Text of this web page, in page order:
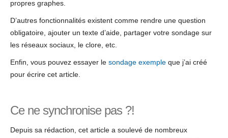
propres graphes.
D’autres fonctionnalités existent comme rendre une question
obligatoire, ajouter un texte d’aide, partager votre sondage sur
les réseaux sociaux, le clore, etc.
Enfin, vous pouvez essayer le sondage exemple que j’ai créé
pour écrire cet article.
Ce ne synchronise pas ?!
Depuis sa rédaction, cet article a soulevé de nombreux